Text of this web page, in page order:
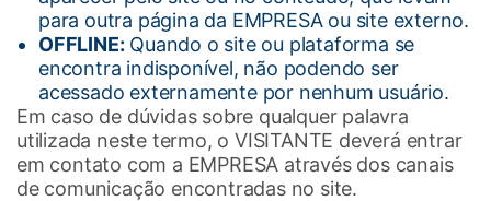
para outra página da EMPRESA ou site externo.
OFFLINE: Quando o site ou plataforma se
encontra indisponível, não podendo ser
acessado externamente por nenhum usuário.
Em caso de dúvidas sobre qualquer palavra
utilizada neste termo, o VISITANTE deverá entrar
em contato com a EMPRESA através dos canais
de comunicação encontradas no site.